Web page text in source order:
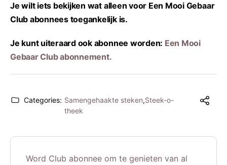
Je wilt iets bekijken wat alleen voor Een Mooi Gebaar
Club abonnees toegankelijk is.
Je kunt uiteraard ook abonnee worden: Een Mooi
Gebaar Club abonnement.
Categories: Samengehaakte steken,Steek-o-
theek
Word Club abonnee om te genieten van al